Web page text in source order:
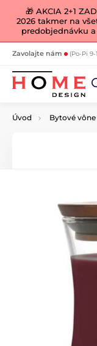
🎁 AKCIA 2+1
2026 takmer na
predobjednávku a
Zavolajte nám (Po-Pi 9-
Úvod Bytové vône